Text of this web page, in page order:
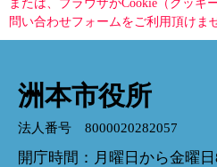
または、ブラウザがCookie（クッキ
問い合わせフォームをご利用頂けま
洲本市役所
法人番号 8000020282057
開庁時間：月曜日から金曜